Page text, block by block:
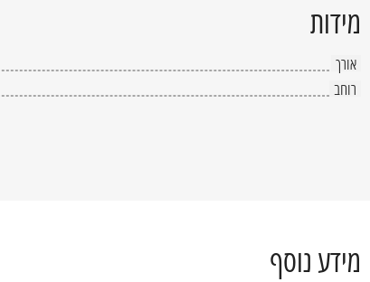
מידות
אורך
רוחב
מידע נוסף